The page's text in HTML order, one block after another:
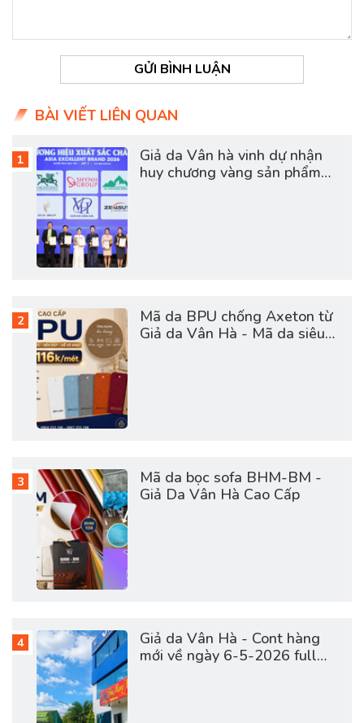
GỬI BÌNH LUẬN
BÀI VIẾT LIÊN QUAN
Giả da Vân hà vinh dự nhận
huy chương vàng sản phẩm
Mã da BPU chống Axeton từ
Giả da Vân Hà - Mã da siêu
Mã da bọc sofa BHM-BM -
Giả Da Vân Hà Cao Cấp
Giả da Vân Hà - Cont hàng
mới về ngày 6-5-2026 full